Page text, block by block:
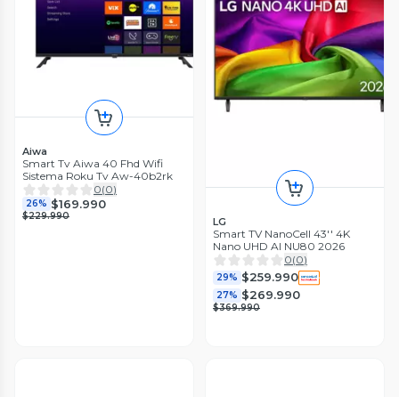
Aiwa
Smart Tv Aiwa 40 Fhd Wifi
Sistema Roku Tv Aw-40b2rk
0(0)
26% $169.990
$229.990 LG
Smart TV NanoCell 43'' 4K
Nano UHD AI NU80 2026
0(0)
29% $259.990
27% $269.990
$369.990